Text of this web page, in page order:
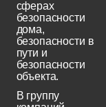
сферах
безопасности
дома,
безопасности в
пути и
безопасности
объекта.
В группу